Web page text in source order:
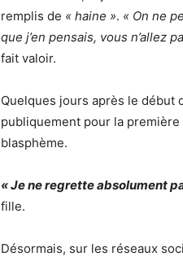
remplis de « haine ». « On ne
que j’en pensais, vous n’allez
fait valoir.
Quelques jours après le début
publiquement pour la
blasphème.
« Je ne regrette absolument
fille.
Désormais, sur les réseaux